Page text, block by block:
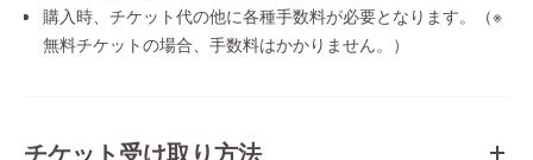
購入時、チケット代の他に各種手数料が必要となります。（※
無料チケットの場合、手数料はかかりません。）
チケット受け取り方法